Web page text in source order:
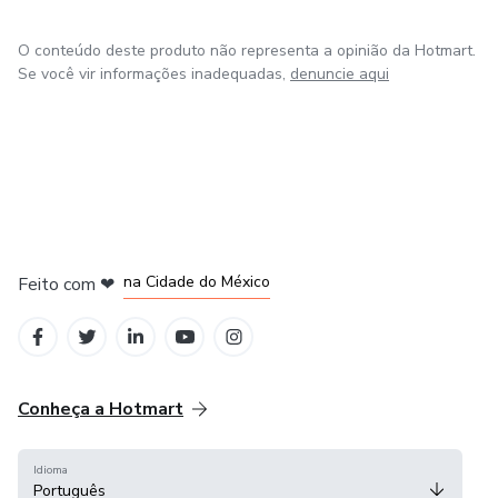
O conteúdo deste produto não representa a opinião da Hotmart.
Se você vir informações inadequadas, denuncie aqui
Feito com ❤ na Cidade do México
Conheça a Hotmart
Idioma
Português